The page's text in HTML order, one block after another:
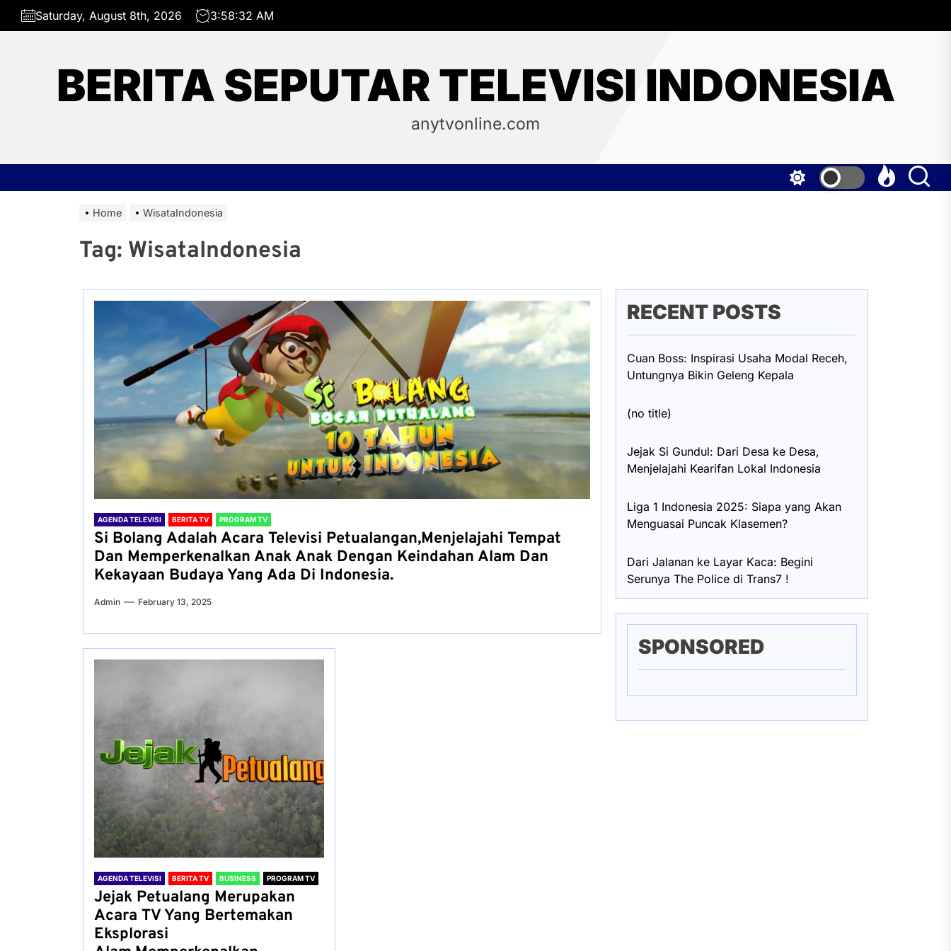
Skip
Saturday, August 8th, 2026 3:58:32 AM
BERITA SEPUTAR TELEVISI INDONESIA
anytvonline.com
Home WisataIndonesia
Tag: WisataIndonesia
AGENDA TELEVISI BERITA TV PROGRAM TV
Si Bolang Adalah Acara Televisi Petualangan,Menjelajahi Tempat
Dan Memperkenalkan Anak Anak Dengan Keindahan Alam Dan
Kekayaan Budaya Yang Ada Di Indonesia.
Admin February 13, 2025
AGENDA TELEVISI BERITA TV BUSINESS PROGRAM TV
Jejak Petualang Merupakan
Acara TV Yang Bertemakan
Eksplorasi
RECENT POSTS
Cuan Boss: Inspirasi Usaha Modal Receh,
Untungnya Bikin Geleng Kepala
(no title)
Jejak Si Gundul: Dari Desa ke Desa,
Menjelajahi Kearifan Lokal Indonesia
Liga 1 Indonesia 2025: Siapa yang Akan
Menguasai Puncak Klasemen?
Dari Jalanan ke Layar Kaca: Begini
Serunya The Police di Trans7 !
SPONSORED